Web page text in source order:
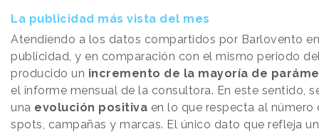
La publicidad más vista del mes
Atendiendo a los datos compartidos por Barlovento
publicidad, y en comparación con el mismo periodo
producido un incremento de la mayoría de
el informe mensual de la consultora. En este sentido,
una evolución positiva en lo que respecta al número
spots, campañas y marcas. El único dato que refleja